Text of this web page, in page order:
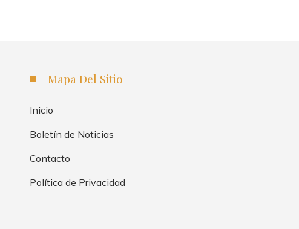
Mapa Del Sitio
Inicio
Boletín de Noticias
Contacto
Política de Privacidad